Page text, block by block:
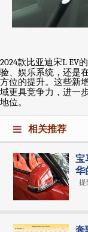
2024款比亚迪宋L EV的
验、娱乐系统，还是
方位的提升。这些新
域更具竞争力，进一
地位。
相关推荐
宝
华
提
奔